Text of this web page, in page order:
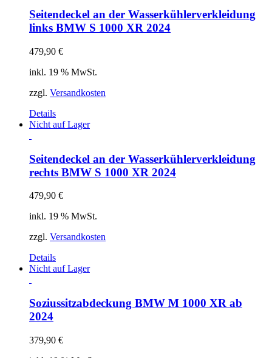
Seitendeckel an der Wasserkühlerverkleidung
links BMW S 1000 XR 2024
479,90 €
inkl. 19 % MwSt.
zzgl. Versandkosten
Details
Nicht auf Lager
Seitendeckel an der Wasserkühlerverkleidung
rechts BMW S 1000 XR 2024
479,90 €
inkl. 19 % MwSt.
zzgl. Versandkosten
Details
Nicht auf Lager
Soziussitzabdeckung BMW M 1000 XR ab
2024
379,90 €